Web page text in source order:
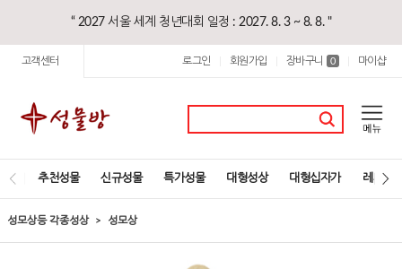
“ 2027 서울 세계 청년대회 일정 : 2027. 8. 3 ~ 8. 8. "
고객센터 로그인 회원가입 장바구니 0 마이샵
추천성물 신규성물 특가성물 대형성상 대형십자가 레지오
성모상등 각종성상 성모상